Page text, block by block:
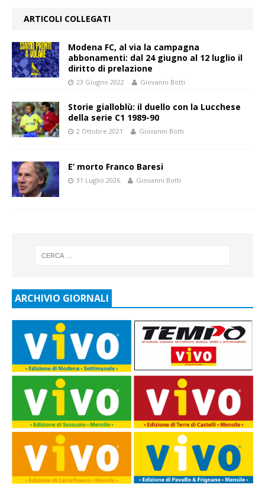
ARTICOLI COLLEGATI
Modena FC, al via la campagna
abbonamenti: dal 24 giugno al 12 luglio il
diritto di prelazione
23 Giugno 2022 Giovanni Botti
Storie gialloblù: il duello con la Lucchese
della serie C1 1989-90
2 Ottobre 2021 Giovanni Botti
E’ morto Franco Baresi
31 Luglio 2026 Giovanni Botti
ARCHIVIO GIORNALI